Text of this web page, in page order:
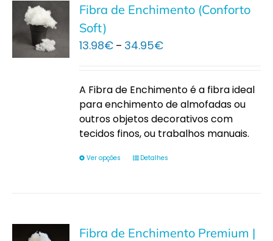
Fibra de Enchimento (Conforto
Soft)
13.98€ – 34.95€Price
through
34.95€
A Fibra de Enchimento é a fibra ideal
para enchimento de almofadas ou
outros objetos decorativos com
tecidos finos, ou trabalhos manuais.
Ver opções Detalhes
Fibra de Enchimento Premium |